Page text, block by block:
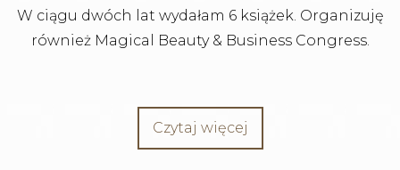
W ciągu dwóch lat wydałam 6 książek. Organizuję
również Magical Beauty & Business Congress.
Czytaj więcej